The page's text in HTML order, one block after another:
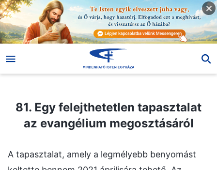
81. Egy felejthetetlen tapasztalat
az evangélium megosztásáról
A tapasztalat, amely a legmélyebb benyomást